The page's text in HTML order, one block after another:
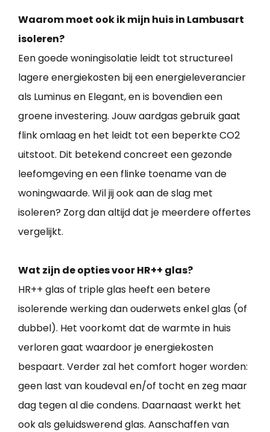
Waarom moet ook ik mijn huis in Lambusart
isoleren?
Een goede woningisolatie leidt tot structureel
lagere energiekosten bij een energieleverancier
als Luminus en Elegant, en is bovendien een
groene investering. Jouw aardgas gebruik gaat
flink omlaag en het leidt tot een beperkte CO2
uitstoot. Dit betekend concreet een gezonde
leefomgeving en een flinke toename van de
woningwaarde. Wil jij ook aan de slag met
isoleren? Zorg dan altijd dat je meerdere offertes
vergelijkt.
Wat zijn de opties voor HR++ glas?
HR++ glas of triple glas heeft een betere
isolerende werking dan ouderwets enkel glas (of
dubbel). Het voorkomt dat de warmte in huis
verloren gaat waardoor je energiekosten
bespaart. Verder zal het comfort hoger worden:
geen last van koudeval en/of tocht en zeg maar
dag tegen al die condens. Daarnaast werkt het
ook als geluidswerend glas. Aanschaffen van